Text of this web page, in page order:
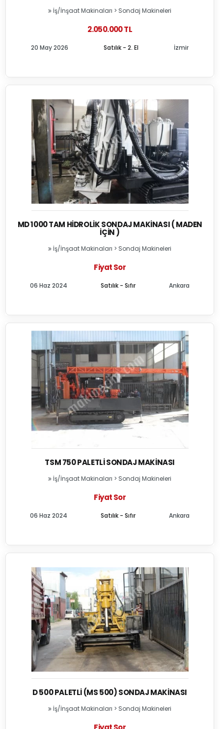
İş/İnşaat Makinaları > Sondaj Makineleri
2.050.000 TL
Satılık - 2. El
20 May 2026 İzmir
MD 1000 TAM HIDROLIK SONDAJ MAKINASI ( MADEN
İÇIN )
İş/İnşaat Makinaları > Sondaj Makineleri
Fiyat Sor
Satılık - Sıfır
06 Haz 2024 Ankara
TSM 750 PALETLI SONDAJ MAKINASI
İş/İnşaat Makinaları > Sondaj Makineleri
Fiyat Sor
Satılık - Sıfır
06 Haz 2024 Ankara
D 500 PALETLI (MS 500) SONDAJ MAKINASI
İş/İnşaat Makinaları > Sondaj Makineleri